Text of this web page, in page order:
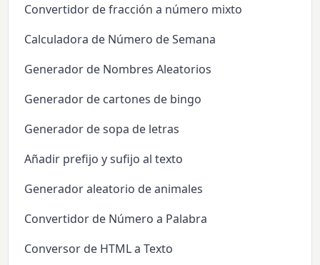
Convertidor de fracción a número mixto
Calculadora de Número de Semana
Generador de Nombres Aleatorios
Generador de cartones de bingo
Generador de sopa de letras
Añadir prefijo y sufijo al texto
Generador aleatorio de animales
Convertidor de Número a Palabra
Conversor de HTML a Texto